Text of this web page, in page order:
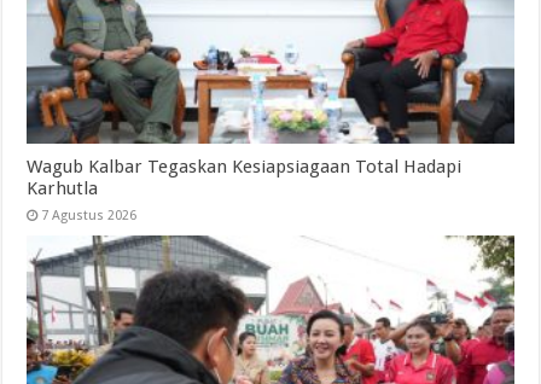
Wagub Kalbar Tegaskan Kesiapsiagaan Total Hadapi
Karhutla
7 Agustus 2026